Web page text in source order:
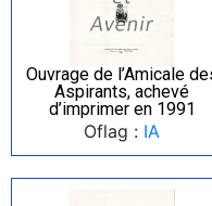
Ouvrage de l’Amicale
Aspirants, achevé
d’imprimer en 1991
Oflag : IA